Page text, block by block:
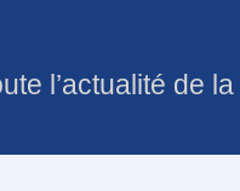
l’actualité de